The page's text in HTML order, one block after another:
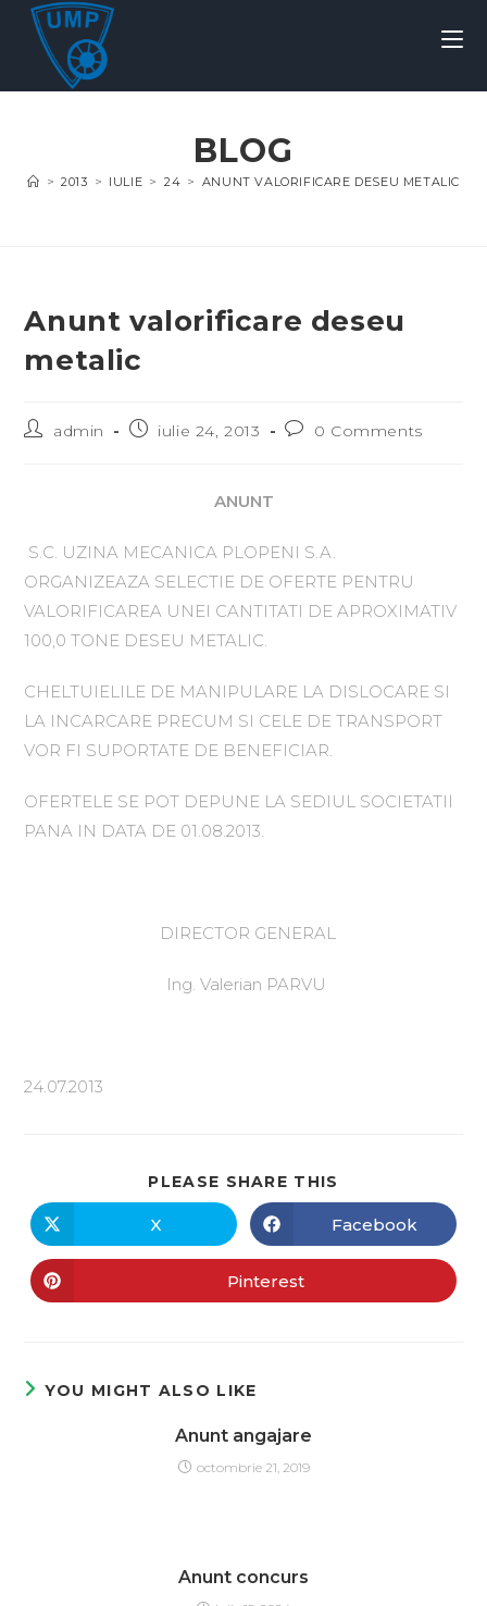
BLOG
> 2013 > IULIE > 24 > ANUNT VALORIFICARE DESEU METALIC
Anunt valorificare deseu
metalic
admin iulie 24, 2013 0 Comments
ANUNT
S.C. UZINA MECANICA PLOPENI S.A.
ORGANIZEAZA SELECTIE DE OFERTE PENTRU
VALORIFICAREA UNEI CANTITATI DE APROXIMATIV
100,0 TONE DESEU METALIC.
CHELTUIELILE DE MANIPULARE LA DISLOCARE SI
LA INCARCARE PRECUM SI CELE DE TRANSPORT
VOR FI SUPORTATE DE BENEFICIAR.
OFERTELE SE POT DEPUNE LA SEDIUL SOCIETATII
PANA IN DATA DE 01.08.2013.
DIRECTOR GENERAL
Ing. Valerian PARVU
24.07.2013
PLEASE SHARE THIS
X Facebook
Pinterest
YOU MIGHT ALSO LIKE
Anunt angajare
octombrie 21, 2019
Anunt concurs